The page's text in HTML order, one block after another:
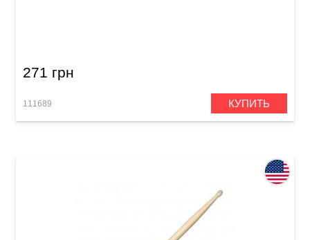
271 грн
111689 КУПИТЬ